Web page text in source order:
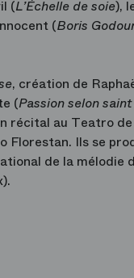
(L’Échelle de soie),
(Boris
, création de
(Passion selon
récital au Teatro
Florestan. Ils se
de la mélodie